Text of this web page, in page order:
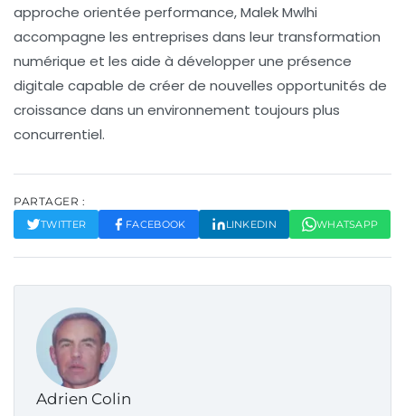
approche orientée performance, Malek Mwlhi
accompagne les entreprises dans leur transformation
numérique et les aide à développer une présence
digitale capable de créer de nouvelles opportunités de
croissance dans un environnement toujours plus
concurrentiel.
PARTAGER :
TWITTER FACEBOOK LINKEDIN WHATSAPP
Adrien Colin